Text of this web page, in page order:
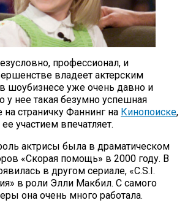
профессионал, и
владеет актерским
шоубизнесе уже очень давно и
у нее такая безумно успешная
на страничку Фаннинг на Кинопоиске,
участием впечатляет.
актрисы была в драматическом
«Скорая помощь» в 2000 году. В
в другом сериале, «C.S.I.
в роли Элли Макбил. С самого
она очень много работала.